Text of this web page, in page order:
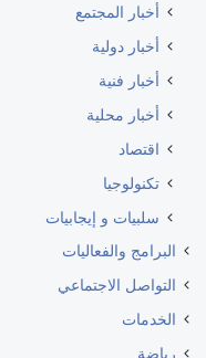
أخبار المجتمع
أخبار دولية
أخبار فنية
أخبار محلية
اقتصاد
تكنولوجيا
سلبيات و إيجابيات
البرامج والفعاليات
التواصل الاجتماعي
الخدمات
رياضة